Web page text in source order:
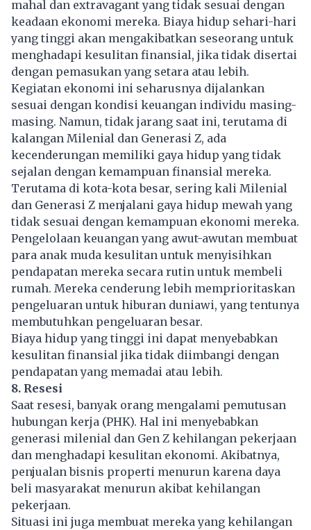
mahal dan extravagant yang tidak sesuai dengan
keadaan ekonomi mereka. Biaya hidup sehari-hari
yang tinggi akan mengakibatkan seseorang untuk
menghadapi kesulitan finansial, jika tidak disertai
dengan pemasukan yang setara atau lebih.
Kegiatan ekonomi ini seharusnya dijalankan
sesuai dengan kondisi keuangan individu masing-
masing. Namun, tidak jarang saat ini, terutama di
kalangan Milenial dan Generasi Z, ada
kecenderungan memiliki gaya hidup yang tidak
sejalan dengan kemampuan finansial mereka.
Terutama di kota-kota besar, sering kali Milenial
dan Generasi Z menjalani gaya hidup mewah yang
tidak sesuai dengan kemampuan ekonomi mereka.
Pengelolaan keuangan yang awut-awutan membuat
para anak muda kesulitan untuk menyisihkan
pendapatan mereka secara rutin untuk membeli
rumah. Mereka cenderung lebih memprioritaskan
pengeluaran untuk hiburan duniawi, yang tentunya
membutuhkan pengeluaran besar.
Biaya hidup yang tinggi ini dapat menyebabkan
kesulitan finansial jika tidak diimbangi dengan
pendapatan yang memadai atau lebih.
8. Resesi
Saat resesi, banyak orang mengalami pemutusan
hubungan kerja (PHK). Hal ini menyebabkan
generasi milenial dan Gen Z kehilangan pekerjaan
dan menghadapi kesulitan ekonomi. Akibatnya,
penjualan bisnis properti menurun karena daya
beli masyarakat menurun akibat kehilangan
pekerjaan.
Situasi ini juga membuat mereka yang kehilangan